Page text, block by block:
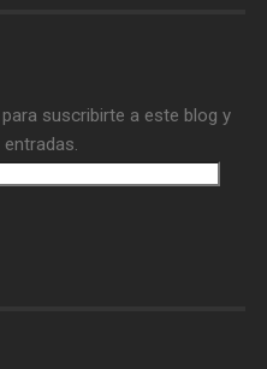
suscribirte a este blog y